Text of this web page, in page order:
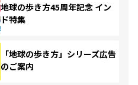
地球の歩き方45周年記念 イン
ド特集
「地球の歩き方」シリーズ広告
のご案内